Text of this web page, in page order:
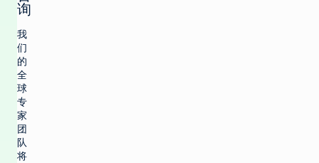
询
我
们
的
全
球
专
家
团
队
将